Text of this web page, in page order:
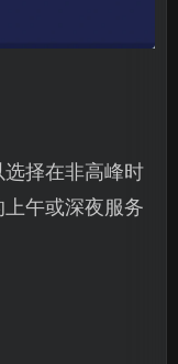
择在非高峰时
午或深夜服务